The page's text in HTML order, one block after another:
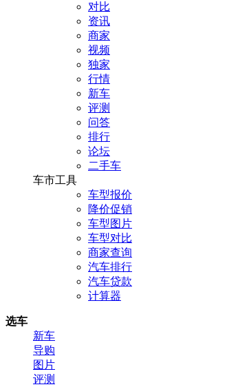
对比
资讯
商家
视频
独家
行情
新车
评测
问答
排行
论坛
二手车
车市工具
车型报价
降价促销
车型图片
车型对比
商家查询
汽车排行
汽车贷款
计算器
选车
新车
导购
图片
评测